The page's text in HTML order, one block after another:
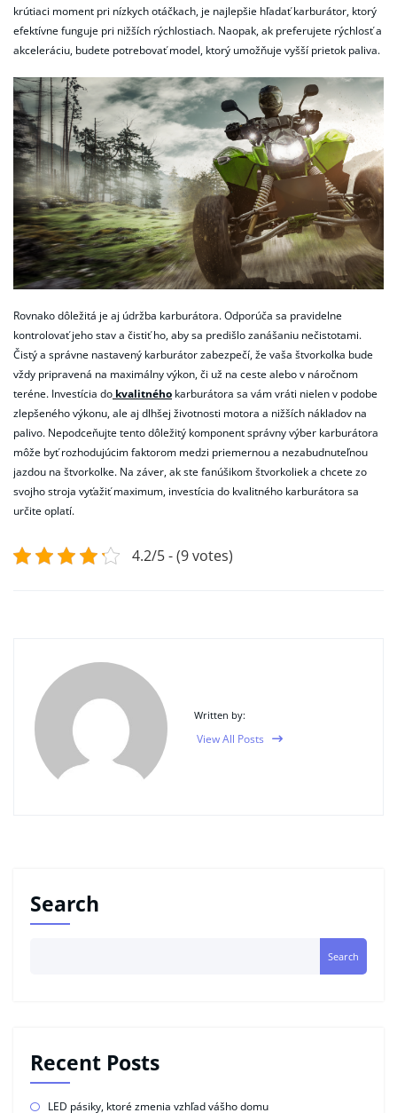
krútiaci moment pri nízkych otáčkach, je najlepšie hľadať karburátor, ktorý
efektívne funguje pri nižších rýchlostiach. Naopak, ak preferujete rýchlosť a
akceleráciu, budete potrebovať model, ktorý umožňuje vyšší prietok paliva.
Rovnako dôležitá je aj údržba karburátora. Odporúča sa pravidelne
kontrolovať jeho stav a čistiť ho, aby sa predišlo zanášaniu nečistotami.
Čistý a správne nastavený karburátor zabezpečí, že vaša štvorkolka bude
vždy pripravená na maximálny výkon, či už na ceste alebo v náročnom
teréne. Investícia do kvalitného karburátora sa vám vráti nielen v podobe
zlepšeného výkonu, ale aj dlhšej životnosti motora a nižších nákladov na
palivo. Nepodceňujte tento dôležitý komponent správny výber karburátora
môže byť rozhodujúcim faktorom medzi priemernou a nezabudnuteľnou
jazdou na štvorkolke. Na záver, ak ste fanúšikom štvorkoliek a chcete zo
svojho stroja vyťažiť maximum, investícia do kvalitného karburátora sa
určite oplatí.
4.2/5 - (9 votes)
Written by:
View All Posts
Search
Search
Recent Posts
LED pásiky, ktoré zmenia vzhľad vášho domu